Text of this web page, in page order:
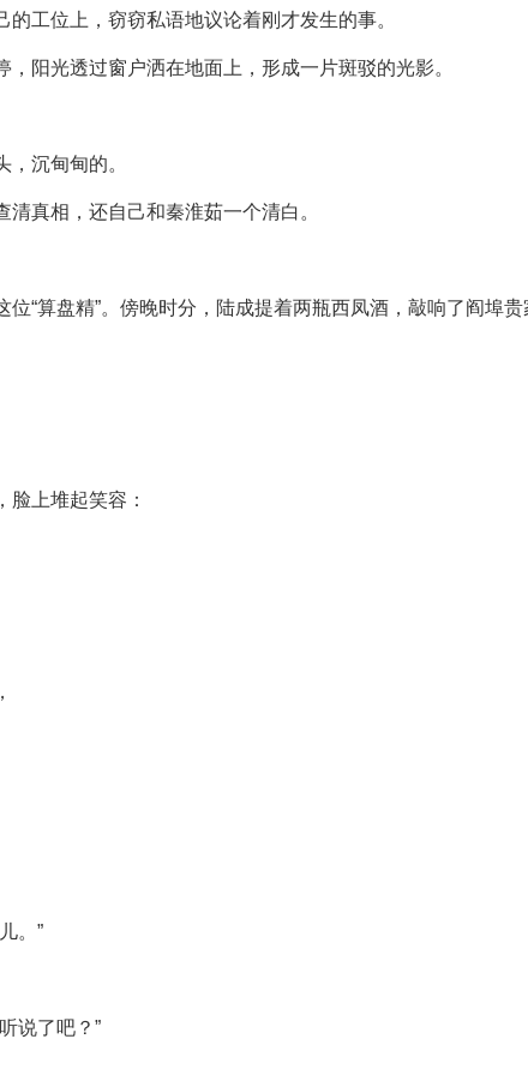
工位上，窃窃私语地议论着刚才发生的事。
阳光透过窗户洒在地面上，形成一片斑驳的光影。
沉甸甸的。
真相，还自己和秦淮茹一个清白。
“算盘精”。傍晚时分，陆成提着两瓶西凤酒，敲响了阎埠
上堆起笑容：
。”
说了吧？”